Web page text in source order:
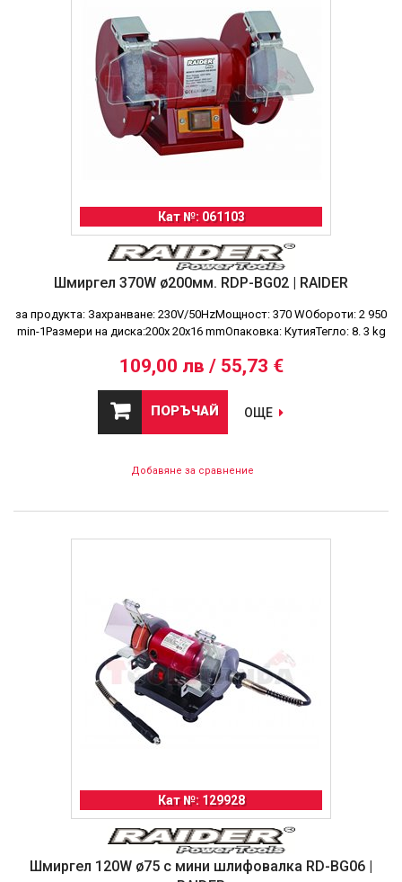
Кат №: 061103
Шмиргел 370W ø200мм. RDP-BG02 | RAIDER
за продукта: Захранване: 230V/50HzМощност: 370 WОбороти: 2 950
min-1Размери на диска:200х 20х16 mmОпаковка: КутияТегло: 8. 3 kg
109,00 лв / 55,73 €
ПОРЪЧАЙ ОЩЕ
Добавяне за сравнение
Кат №: 129928
Шмиргел 120W ø75 с мини шлифовалка RD-BG06 |